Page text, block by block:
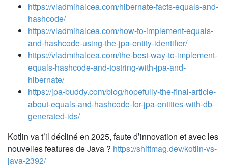
https://vladmihalcea.com/hibernate-facts-equals-and-
hashcode/
https://vladmihalcea.com/how-to-implement-equals-
and-hashcode-using-the-jpa-entity-identifier/
https://vladmihalcea.com/the-best-way-to-implement-
equals-hashcode-and-tostring-with-jpa-and-
hibernate/
https://jpa-buddy.com/blog/hopefully-the-final-article-
about-equals-and-hashcode-for-jpa-entities-with-db-
generated-ids/
Kotlin va t’il décliné en 2025, faute d’innovation et avec les
nouvelles features de Java ? https://shiftmag.dev/kotlin-vs-
java-2392/